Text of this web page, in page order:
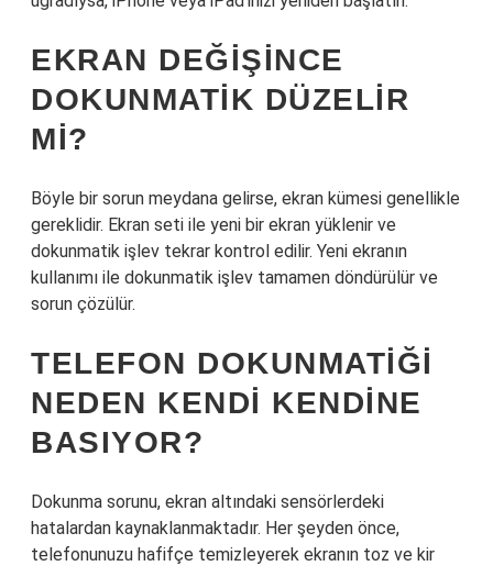
EKRAN DEĞIŞINCE
DOKUNMATIK DÜZELIR
MI?
Böyle bir sorun meydana gelirse, ekran kümesi genellikle
gereklidir. Ekran seti ile yeni bir ekran yüklenir ve
dokunmatik işlev tekrar kontrol edilir. Yeni ekranın
kullanımı ile dokunmatik işlev tamamen döndürülür ve
sorun çözülür.
TELEFON DOKUNMATIĞI
NEDEN KENDI KENDINE
BASIYOR?
Dokunma sorunu, ekran altındaki sensörlerdeki
hatalardan kaynaklanmaktadır. Her şeyden önce,
telefonunuzu hafifçe temizleyerek ekranın toz ve kir